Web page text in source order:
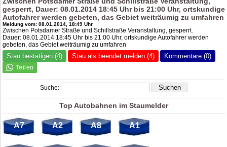
gesperrt, Dauer: 08.01.2014 18:45 Uhr bis 21:00 Uhr, ortskundige
Autofahrer werden gebeten, das Gebiet weiträumig zu umfahren
Meldung vom: 08.01.2014, 18:49 Uhr
Zwischen Potsdamer Straße und Schillstraße Veranstaltung, gesperrt.
Dauer: 08.01.2014 18:45 Uhr bis 21:00 Uhr, ortskundige Autofahrer werden
gebeten, das Gebiet weiträumig zu umfahren
Stau bestätigen (4) Stau als beendet melden (4) Kommentare (0)
Suche:
Top Autobahnen im Staumelder
A7 A2 A8 A1